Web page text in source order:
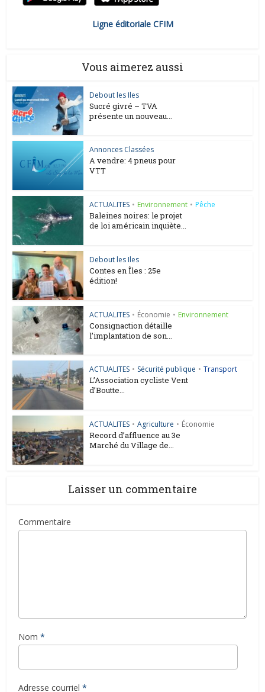
Ligne éditoriale CFIM
Vous aimerez aussi
Debout les Iles
Sucré givré – TVA
présente un nouveau...
Annonces Classées
A vendre: 4 pneus pour
VTT
ACTUALITES • Environnement • Pêche
Baleines noires: le projet
de loi américain inquiète...
Debout les Iles
Contes en Îles : 25e
édition!
ACTUALITES • Économie • Environnement
Consignaction détaille
l’implantation de son...
ACTUALITES • Sécurité publique • Transport
L’Association cycliste Vent
d’Boutte...
ACTUALITES • Agriculture • Économie
Record d’affluence au 3e
Marché du Village de...
Laisser un commentaire
Commentaire
Nom *
Adresse courriel *